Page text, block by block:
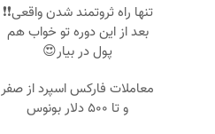
تنها راه ثروتمند شدن واقعی❗❗
بعد از این دوره تو خواب هم
پول در بیار😍
معاملات فارکس اسپرد از صفر
و تا ۵۰۰ دلار بونوس